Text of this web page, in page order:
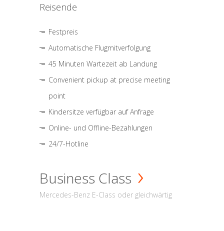
Reisende
Festpreis
Automatische Flugmitverfolgung
45 Minuten Wartezeit ab Landung
Convenient pickup at precise meeting
point
Kindersitze verfügbar auf Anfrage
Online- und Offline-Bezahlungen
24/7-Hotline
Business Class
Mercedes-Benz E-Class oder gleichwärtig